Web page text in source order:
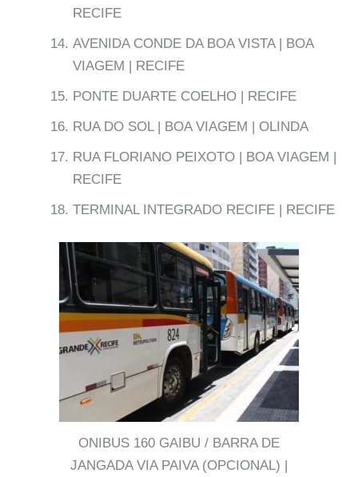
RECIFE
AVENIDA CONDE DA BOA VISTA | BOA
VIAGEM | RECIFE
PONTE DUARTE COELHO | RECIFE
RUA DO SOL | BOA VIAGEM | OLINDA
RUA FLORIANO PEIXOTO | BOA VIAGEM |
RECIFE
TERMINAL INTEGRADO RECIFE | RECIFE
ONIBUS 160 GAIBU / BARRA DE
JANGADA VIA PAIVA (OPCIONAL) |